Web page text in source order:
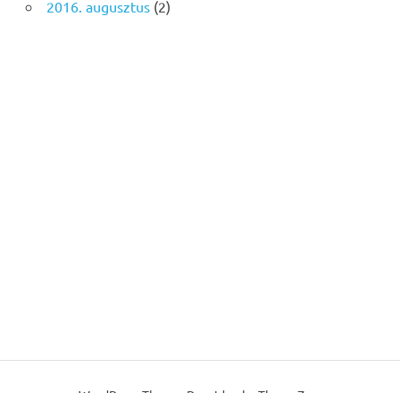
2016. augusztus(2)